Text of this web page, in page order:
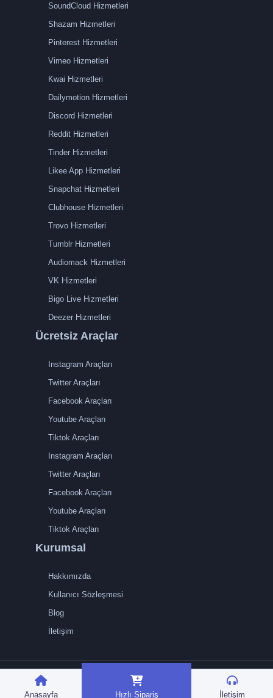
Anasayfa Hızlı Sipariş İletişim
SoundCloud Hizmetleri
Shazam Hizmetleri
Pinterest Hizmetleri
Vimeo Hizmetleri
Kwai Hizmetleri
Dailymotion Hizmetleri
Discord Hizmetleri
Reddit Hizmetleri
Tinder Hizmetleri
Likee App Hizmetleri
Snapchat Hizmetleri
Clubhouse Hizmetleri
Trovo Hizmetleri
Tumblr Hizmetleri
Audiomack Hizmetleri
VK Hizmetleri
Bigo Live Hizmetleri
Deezer Hizmetleri
Ücretsiz Araçlar
Instagram Araçları
Twitter Araçları
Facebook Araçları
Youtube Araçları
Tiktok Araçları
Instagram Araçları
Twitter Araçları
Facebook Araçları
Youtube Araçları
Tiktok Araçları
Kurumsal
Hakkımızda
Kullanıcı Sözleşmesi
Blog
İletişim
TRMedya 2026 © Tüm
hakları saklıdır.